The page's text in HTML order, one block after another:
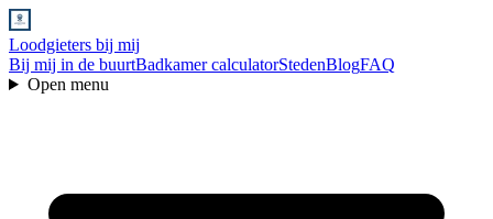
Loodgieters bij mij
Bij mij in de buurtBadkamer calculatorStedenBlogFAQ
Open menu